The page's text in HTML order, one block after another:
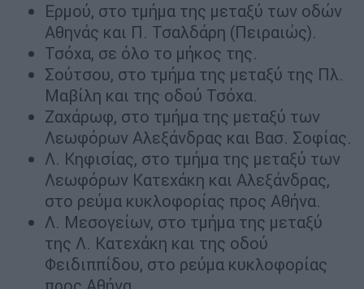
Ερμού, στο τμήμα της μεταξύ των οδών
Αθηνάς και Π. Τσαλδάρη (Πειραιώς).
Τσόχα, σε όλο το μήκος της.
Σούτσου, στο τμήμα της μεταξύ της Πλ.
Μαβίλη και της οδού Τσόχα.
Ζαχάρωφ, στο τμήμα της μεταξύ των
Λεωφόρων Αλεξάνδρας και Βασ. Σοφίας.
Λ. Κηφισίας, στο τμήμα της μεταξύ των
Λεωφόρων Κατεχάκη και Αλεξάνδρας,
στο ρεύμα κυκλοφορίας προς Αθήνα.
Λ. Μεσογείων, στο τμήμα της μεταξύ
της Λ. Κατεχάκη και της οδού
Φειδιππίδου, στο ρεύμα κυκλοφορίας